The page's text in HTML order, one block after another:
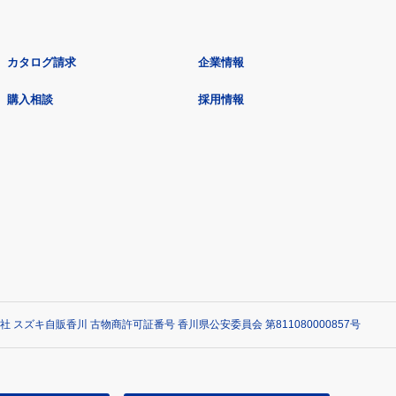
カタログ請求
購入相談
企業情報
採用情報
スズキ自販香川 古物商許可証番号 香川県公安委員会 第811080000857号